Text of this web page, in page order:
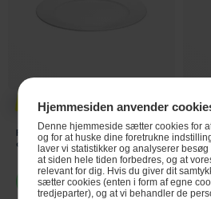
Hjemmesiden anvender
Denne hjemmeside sætter cookies for
og for at huske dine foretrukne
laver vi statistikker og analyserer besøg
at siden hele tiden forbedres, og at
relevant for dig. Hvis du giver dit
sætter cookies (enten i form af egne
tredjeparter), og at vi behandler de
199,-
Pillivuyt Plissé Tallerken - Ø22
cm.
Læg i kurv